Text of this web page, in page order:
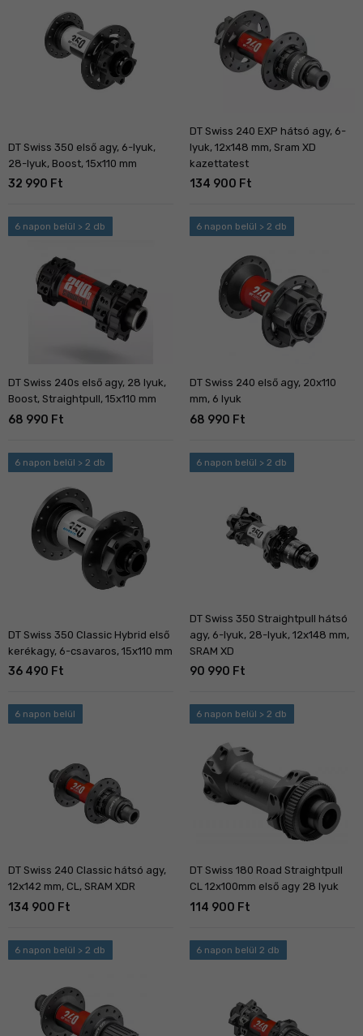
DT Swiss 350 első agy, 6-lyuk,
28-lyuk, Boost, 15x110 mm
32 990 Ft
DT Swiss 240 EXP hátsó agy, 6-
lyuk, 12x148 mm, Sram XD
kazettatest
134 900 Ft
6 napon belül > 2 db
DT Swiss 240s első agy, 28 lyuk,
Boost, Straightpull, 15x110 mm
68 990 Ft
6 napon belül > 2 db
DT Swiss 240 első agy, 20x110
mm, 6 lyuk
68 990 Ft
6 napon belül > 2 db
DT Swiss 350 Classic Hybrid első
kerékagy, 6-csavaros, 15x110 mm
36 490 Ft
6 napon belül > 2 db
DT Swiss 350 Straightpull hátsó
agy, 6-lyuk, 28-lyuk, 12x148 mm,
SRAM XD
90 990 Ft
6 napon belül
DT Swiss 240 Classic hátsó agy,
12x142 mm, CL, SRAM XDR
134 900 Ft
6 napon belül > 2 db
DT Swiss 180 Road Straightpull
CL 12x100mm első agy 28 lyuk
114 900 Ft
6 napon belül > 2 db 6 napon belül 2 db